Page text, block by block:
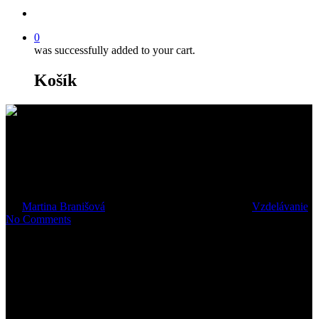
0
was successfully added to your cart.
Košík
Martina Branišová
Vzdelávanie
No Comments